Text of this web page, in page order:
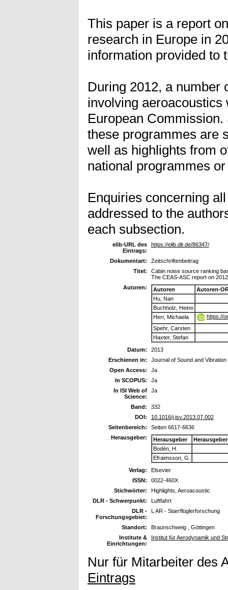
This paper is a report
research in Europe in
information provided to
During 2012, a number
involving aeroacoustics
European
these programmes are
well as highlights from
national programmes
Enquiries concerning
addressed to the
each subsection.
elib-URL des
Eintrags:
https://elib.dlr.de/86347/
Dokumentart:
Zeitschriftenbeitrag
Titel:
Cabin noise source ranking
The CEAS-ASC report on
Autoren:
Autoren
Autoren-
Hu, Nan
Buchholz, Heino
Herr, Michaela
https://
Spehr, Carsten
Haxter, Stefan
Datum:
2013
Erschienen in:
Journal of Sound and Vibration
Open Access:
Ja
In SCOPUS:
Ja
In ISI Web of
Science:
Ja
Band:
332
DOI:
10.1016/j.jsv.2013.07.002
Seitenbereich:
Seiten 6617-6636
Herausgeber:
Herausgeber
Bodén, H.
Efraimsson, G.
Verlag:
Elsevier
ISSN:
0022-460X
Stichwörter:
Highlights, Aeroacoustic
DLR - Schwerpunkt:
Luftfahrt
DLR -
Forschungsgebiet:
L AR - Starrflüglerforschung
Standort:
Braunschweig , Göttingen
Institute &
Einrichtungen:
Institut für Aerodynamik und
Nur für Mitarbeiter des
Eintrags